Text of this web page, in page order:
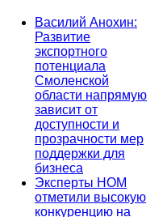
Василий Анохин:
Развитие
экспортного
потенциала
Смоленской
области напрямую
зависит от
доступности и
прозрачности мер
поддержки для
бизнеса
Эксперты НОМ
отметили высокую
конкуренцию на